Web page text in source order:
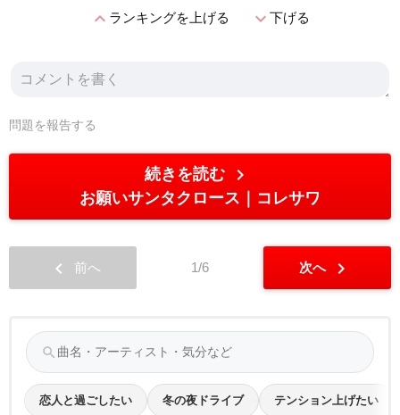
expand_lessランキングを上げる expand_more下げる
問題を報告する
続きを読む chevron_right
お願いサンタクロース コレサワ
chevron_left 前へ 1/6 次へ chevron_right
search
恋人と過ごしたい 冬の夜ドライブ テンション上げたい